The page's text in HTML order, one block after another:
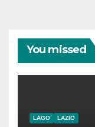
You missed
LAGO LAZIO